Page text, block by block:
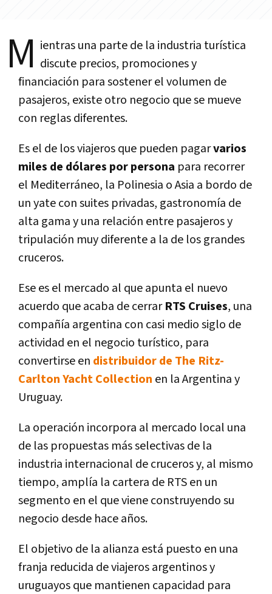
M ientras una parte de la industria turística
discute precios, promociones y
financiación para sostener el volumen de
pasajeros, existe otro negocio que se mueve
con reglas diferentes.
Es el de los viajeros que pueden pagarvarios
miles de dólares por persona para recorrer
el Mediterráneo, la Polinesia o Asia a bordo de
un yate con suites privadas, gastronomía de
alta gama y una relación entre pasajeros y
tripulación muy diferente a la de los grandes
cruceros.
Ese es el mercado al que apunta el nuevo
acuerdo que acaba de cerrar RTS Cruises, una
compañía argentina con casi medio siglo de
actividad en el negocio turístico, para
convertirse en distribuidor de The Ritz-
Carlton Yacht Collection en la Argentina y
Uruguay.
La operación incorpora al mercado local una
de las propuestas más selectivas de la
industria internacional de cruceros y, al mismo
tiempo, amplía la cartera de RTS en un
segmento en el que viene construyendo su
negocio desde hace años.
El objetivo de la alianza está puesto en una
franja reducida de viajeros argentinos y
uruguayos que mantienen capacidad para